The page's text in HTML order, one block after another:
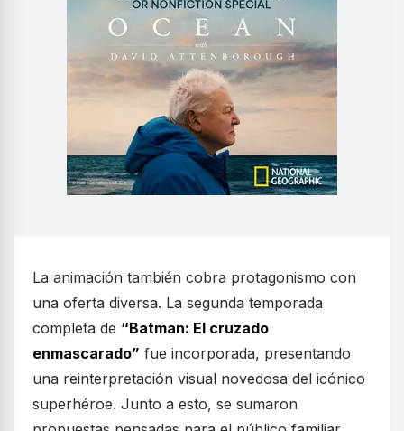
La animación también cobra protagonismo con
una oferta diversa. La segunda temporada
completa de “Batman: El cruzado
enmascarado” fue incorporada, presentando
una reinterpretación visual novedosa del icónico
superhéroe. Junto a esto, se sumaron